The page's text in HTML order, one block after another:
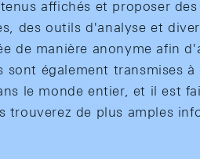
affichés et proposer
des outils d'analyse et
de manière anonyme afin
sont également transmises
le monde entier, et il est
trouverez de plus amples